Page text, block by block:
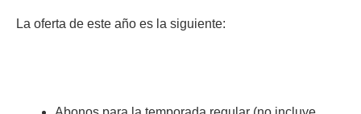
La oferta de este año es la siguiente: